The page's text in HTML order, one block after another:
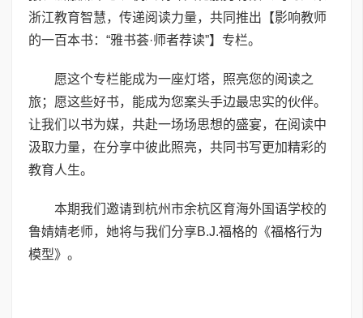
浙江教育智慧，传递阅读力量，共同推出【影响教师
的一百本书：“雅书荟·师者荐读”】专栏。
愿这个专栏能成为一座灯塔，照亮您的阅读之
旅；愿这些好书，能成为您案头手边最忠实的伙伴。
让我们以书为媒，共赴一场场思想的盛宴，在阅读中
汲取力量，在分享中彼此照亮，共同书写更加精彩的
教育人生。
本期我们邀请到杭州市余杭区育海外国语学校的
鲁婧婧老师，她将与我们分享B.J.福格的《福格行为
模型》。